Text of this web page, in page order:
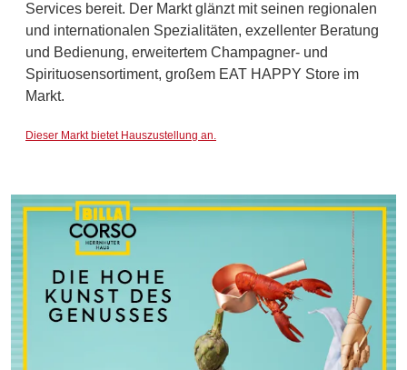
Services bereit. Der Markt glänzt mit seinen regionalen
und internationalen Spezialitäten, exzellenter Beratung
und Bedienung, erweitertem Champagner- und
Spirituosensortiment, großem EAT HAPPY Store im
Markt.
Dieser Markt bietet Hauszustellung an.